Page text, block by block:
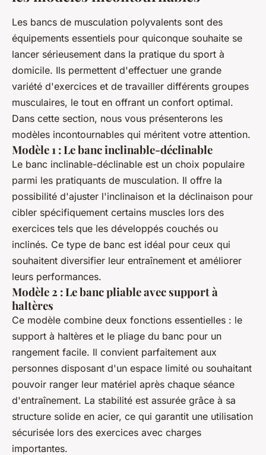
Les bancs de musculation polyvalents sont des
équipements essentiels pour quiconque souhaite se
lancer sérieusement dans la pratique du sport à
domicile. Ils permettent d'effectuer une grande
variété d'exercices et de travailler différents groupes
musculaires, le tout en offrant un confort optimal.
Dans cette section, nous vous présenterons les
modèles incontournables qui méritent votre attention.
Modèle 1 : Le banc inclinable-déclinable
Le banc inclinable-déclinable est un choix populaire
parmi les pratiquants de musculation. Il offre la
possibilité d'ajuster l'inclinaison et la déclinaison pour
cibler spécifiquement certains muscles lors des
exercices tels que les développés couchés ou
inclinés. Ce type de banc est idéal pour ceux qui
souhaitent diversifier leur entraînement et améliorer
leurs performances.
Modèle 2 : Le banc pliable avec support à
haltères
Ce modèle combine deux fonctions essentielles : le
support à haltères et le pliage du banc pour un
rangement facile. Il convient parfaitement aux
personnes disposant d'un espace limité ou souhaitant
pouvoir ranger leur matériel après chaque séance
d'entraînement. La stabilité est assurée grâce à sa
structure solide en acier, ce qui garantit une utilisation
sécurisée lors des exercices avec charges
importantes.